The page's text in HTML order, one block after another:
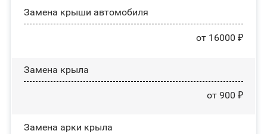
Замена крыши автомобиля
от 16000 ₽
Замена крыла
от 900 ₽
Замена арки крыла